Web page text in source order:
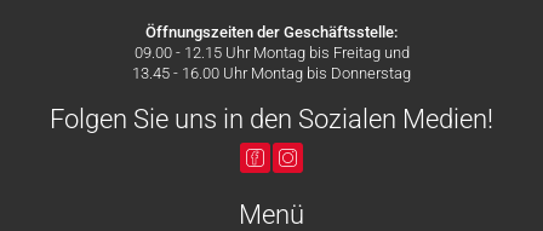
Öffnungszeiten der Geschäftsstelle:
09.00 - 12.15 Uhr Montag bis Freitag und
13.45 - 16.00 Uhr Montag bis Donnerstag
Folgen Sie uns in den Sozialen Medien!
Menü